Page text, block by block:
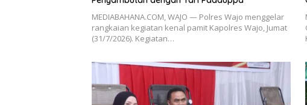
MEDIABAHANA.COM, WAJO — Polres Wajo menggelar
rangkaian kegiatan kenal pamit Kapolres Wajo, Jumat
(31/7/2026). Kegiatan…